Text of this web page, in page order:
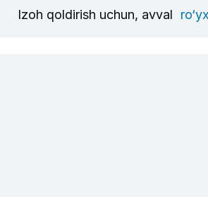
Izoh qoldirish uchun, avval